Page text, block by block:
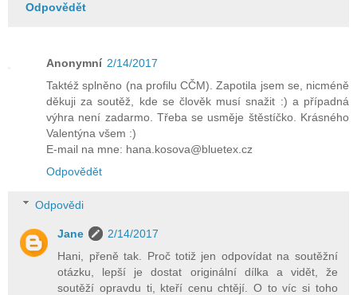
Odpovědět
Anonymní 2/14/2017
Taktéž splněno (na profilu CČM). Zapotila jsem se, nicméně
děkuji za soutěž, kde se člověk musí snažit :) a případná
výhra není zadarmo. Třeba se usměje štěstíčko. Krásného
Valentýna všem :)
E-mail na mne: hana.kosova@bluetex.cz
Odpovědět
Odpovědi
Jane
2/14/2017
Hani, přeně tak. Proč totiž jen odpovídat na soutěžní
otázku, lepší je dostat originální dílka a vidět, že
soutěží opravdu ti, kteří cenu chtějí. O to víc si toho